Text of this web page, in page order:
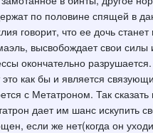
по половине спящей в
говорит, что ее дочь
высвобождает свои
окончательно
это как бы и является
с Метатроном. Так
дает им шанс искупить
если же нет(когда он